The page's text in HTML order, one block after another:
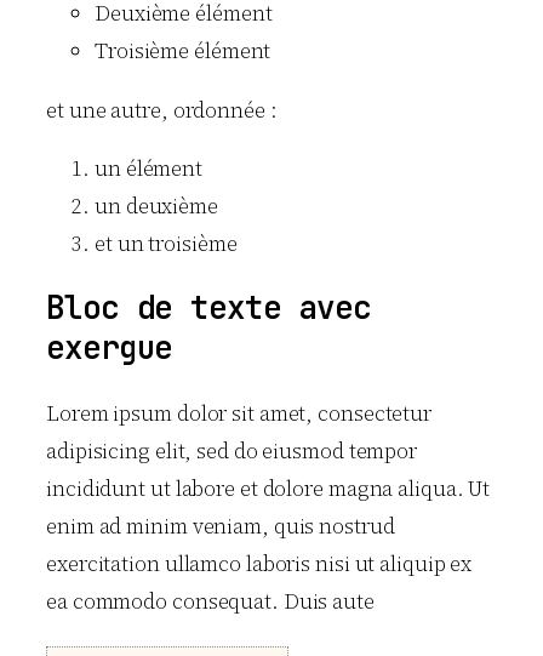
Deuxième élément
Troisième élément
et une autre, ordonnée :
un élément
un deuxième
et un troisième
Bloc de texte avec
exergue
Lorem ipsum dolor sit amet, consectetur
adipisicing elit, sed do eiusmod tempor
incididunt ut labore et dolore magna aliqua. Ut
enim ad minim veniam, quis nostrud
exercitation ullamco laboris nisi ut aliquip ex
ea commodo consequat. Duis aute